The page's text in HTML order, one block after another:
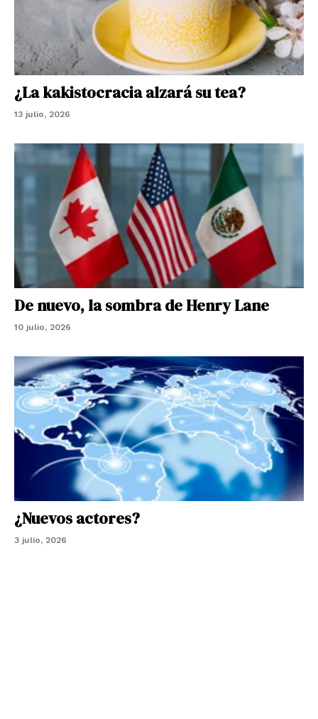
¿La kakistocracia alzará su tea?
13 julio, 2026
De nuevo, la sombra de Henry Lane
10 julio, 2026
¿Nuevos actores?
3 julio, 2026